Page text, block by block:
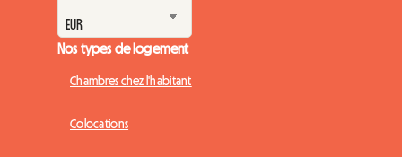
Nos types de logement
Chambres chez l'habitant
Colocations